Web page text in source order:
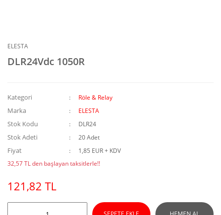
ELESTA
DLR24Vdc 1050R
Kategori Röle & Relay
Marka ELESTA
Stok Kodu DLR24
Stok Adeti 20 Adet
Fiyat
1,85 EUR + KDV
32,57 TL den başlayan taksitlerle!!
121,82 TL